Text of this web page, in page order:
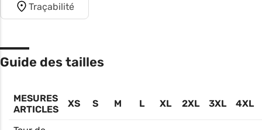
Traçabilité
Guide des tailles
MESURES
ARTICLES
XS S M L XL 2XL 3XL 4XL